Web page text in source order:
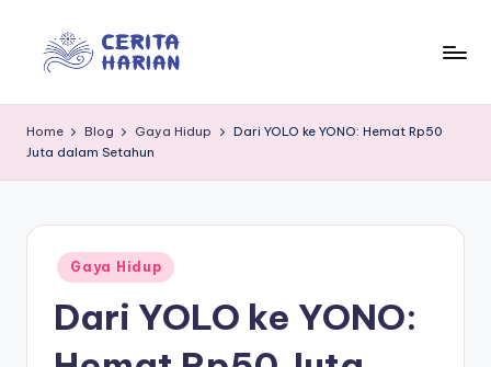
f
o
ia
for
Home Blog Gaya Hidup
Dari YOLO ke YONO: Hemat Rp50
Juta dalam Setahun
Posted
in
Gaya Hidup
Dari YOLO ke YONO: